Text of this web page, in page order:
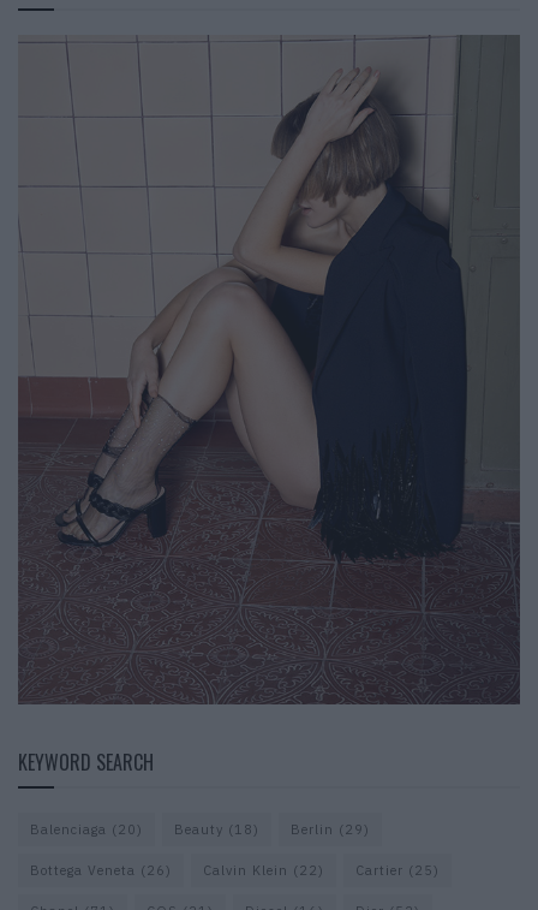
KEYWORD SEARCH
Balenciaga (20) Beauty (18) Berlin (29)
Bottega Veneta (26) Calvin Klein (22) Cartier (25)